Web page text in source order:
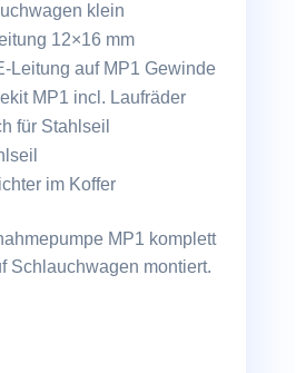
klein
12×16 mm
Leitung auf MP1 Gewinde
MP1 incl. Laufräder
für Stahlseil
im Koffer
MP1 komplett
Schlauchwagen montiert.